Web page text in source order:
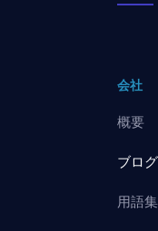
会社
概要
ブログ
用語集